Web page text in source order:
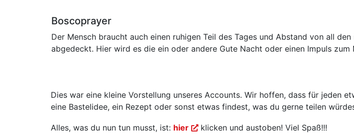
Boscoprayer
Der Mensch braucht auch einen ruhigen Teil des Tages und Abstand von all
abgedeckt. Hier wird es die ein oder andere Gute Nacht oder einen Impuls zum
Dies war eine kleine Vorstellung unseres Accounts. Wir hoffen, dass für jeden
eine Bastelidee, ein Rezept oder sonst etwas findest, was du gerne teilen
Alles, was du nun tun musst, ist: hier klicken und austoben! Viel Spaß!!!